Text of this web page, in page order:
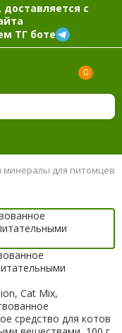
с
ТГ боте
0
минералы для питомцев